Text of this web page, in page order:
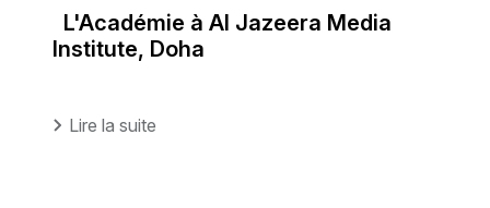
L'Académie à Al Jazeera Media
Institute, Doha
Lire la suite